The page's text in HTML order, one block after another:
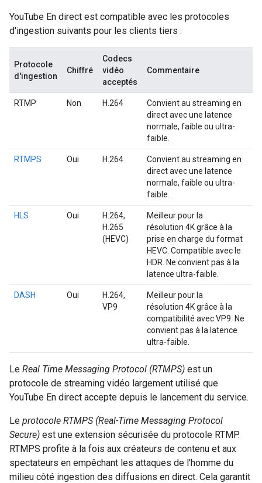
YouTube En direct est compatible avec les protocoles
d'ingestion suivants pour les clients tiers :
Protocole
d'ingestion
Chiffré
Codecs
vidéo
acceptés
Commentaire
RTMP Non H.264
Convient au streaming en
direct avec une latence
normale, faible ou ultra-
faible.
RTMPS Oui H.264
Convient au streaming en
direct avec une latence
normale, faible ou ultra-
faible.
HLS Oui
H.264,
H.265
(HEVC)
Meilleur pour la
résolution 4K grâce à la
prise en charge du format
HEVC. Compatible avec le
HDR. Ne convient pas à la
latence ultra-faible.
DASH Oui
H.264,
VP9
Meilleur pour la
résolution 4K grâce à la
compatibilité avec VP9. Ne
convient pas à la latence
ultra-faible.
Le Real Time Messaging Protocol (RTMPS) est un
protocole de streaming vidéo largement utilisé que
YouTube En direct accepte depuis le lancement du service.
Le protocole RTMPS (Real-Time Messaging Protocol
Secure) est une extension sécurisée du protocole RTMP.
RTMPS profite à la fois aux créateurs de contenu et aux
spectateurs en empêchant les attaques de l'homme du
milieu côté ingestion des diffusions en direct. Cela garantit